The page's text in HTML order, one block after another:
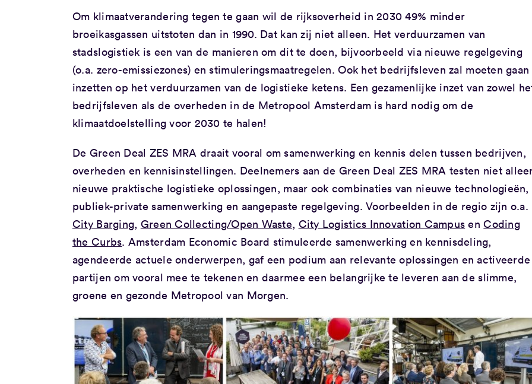
Om klimaatverandering tegen te gaan wil de rijksoverheid in 2030 49% minder
broeikasgassen uitstoten dan in 1990. Dat kan zij niet alleen. Het verduurzamen van
stadslogistiek is een van de manieren om dit te doen, bijvoorbeeld via nieuwe regelgeving
(o.a. zero-emissiezones) en stimuleringsmaatregelen. Ook het bedrijfsleven zal moeten gaan
inzetten op het verduurzamen van de logistieke ketens. Een gezamenlijke inzet van zowel
bedrijfsleven als de overheden in de Metropool Amsterdam is hard nodig om de
klimaatdoelstelling voor 2030 te halen!
De Green Deal ZES MRA draait vooral om samenwerking en kennis delen tussen bedrijven,
overheden en kennisinstellingen. Deelnemers aan de Green Deal ZES MRA testen niet
nieuwe praktische logistieke oplossingen, maar ook combinaties van nieuwe technologieën,
publiek-private samenwerking en aangepaste regelgeving. Voorbeelden in de regio zijn o.a.
City Barging, Green Collecting/Open Waste, City Logistics Innovation Campus enCoding
the Curbs. Amsterdam Economic Board stimuleerde samenwerking en kennisdeling,
agendeerde actuele onderwerpen, gaf een podium aan relevante oplossingen en activeerde
partijen om vooral mee te tekenen en daarmee een belangrijke te leveren aan de slimme,
groene en gezonde Metropool van Morgen.